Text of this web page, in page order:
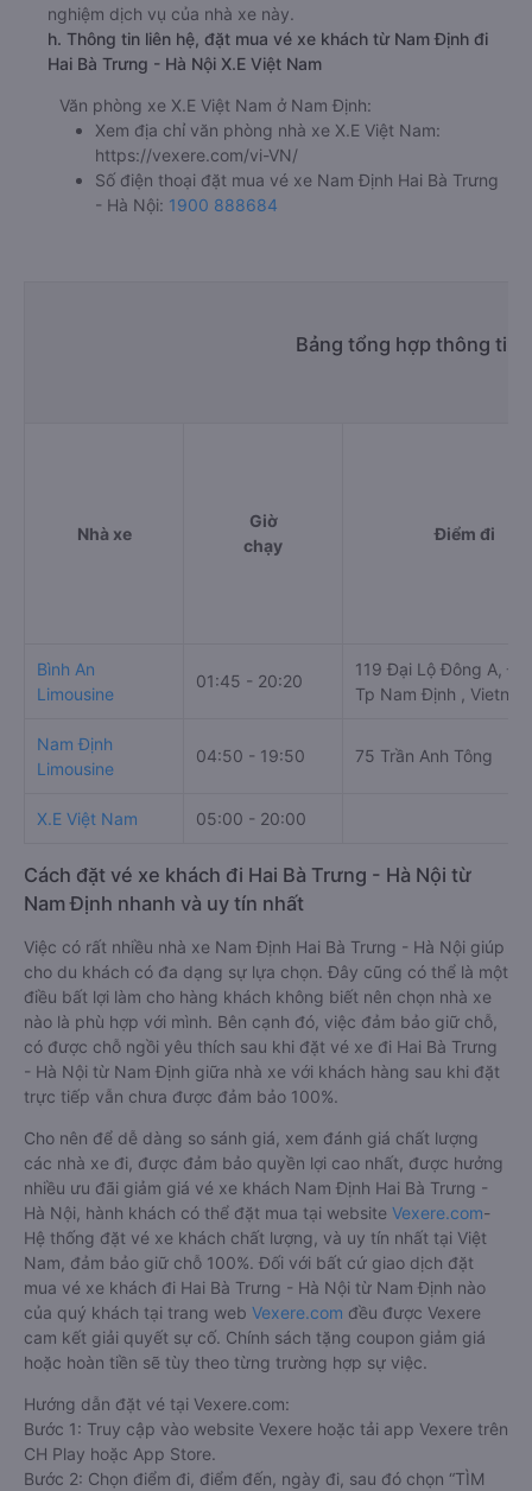
nghiệm dịch vụ của nhà xe này.
h. Thông tin liên hệ, đặt mua vé xe khách từ Nam Định đi
Hai Bà Trưng - Hà Nội X.E Việt Nam
Văn phòng xe X.E Việt Nam ở Nam Định:
Xem địa chỉ văn phòng nhà xe X.E Việt Nam:
https://vexere.com/vi-VN/
Số điện thoại đặt mua vé xe Nam Định Hai Bà Trưng
- Hà Nội: 1900 888684
Bảng tổng hợp thông tin
Nhà xe
Giờ
chạy
Điểm đi
Bình An
Limousine
01:45 - 20:20
119 Đại Lộ Đông A,
Tp Nam Định , Vietnam
Nam Định
Limousine
04:50 - 19:50 75 Trần Anh Tông
X.E Việt Nam 05:00 - 20:00
Cách đặt vé xe khách đi Hai Bà Trưng - Hà Nội từ
Nam Định nhanh và uy tín nhất
Việc có rất nhiều nhà xe Nam Định Hai Bà Trưng - Hà Nội giúp
cho du khách có đa dạng sự lựa chọn. Đây cũng có thể là một
điều bất lợi làm cho hàng khách không biết nên chọn nhà xe
nào là phù hợp với mình. Bên cạnh đó, việc đảm bảo giữ chỗ,
có được chỗ ngồi yêu thích sau khi đặt vé xe đi Hai Bà Trưng
- Hà Nội từ Nam Định giữa nhà xe với khách hàng sau khi đặt
trực tiếp vẫn chưa được đảm bảo 100%.
Cho nên để dễ dàng so sánh giá, xem đánh giá chất lượng
các nhà xe đi, được đảm bảo quyền lợi cao nhất, được hưởng
nhiều ưu đãi giảm giá vé xe khách Nam Định Hai Bà Trưng -
Hà Nội, hành khách có thể đặt mua tại website Vexere.com-
Hệ thống đặt vé xe khách chất lượng, và uy tín nhất tại Việt
Nam, đảm bảo giữ chỗ 100%. Đối với bất cứ giao dịch đặt
mua vé xe khách đi Hai Bà Trưng - Hà Nội từ Nam Định nào
của quý khách tại trang web Vexere.com đều được Vexere
cam kết giải quyết sự cố. Chính sách tặng coupon giảm giá
hoặc hoàn tiền sẽ tùy theo từng trường hợp sự việc.
Hướng dẫn đặt vé tại Vexere.com:
Bước 1: Truy cập vào website Vexere hoặc tải app Vexere trên
CH Play hoặc App Store.
Bước 2: Chọn điểm đi, điểm đến, ngày đi, sau đó chọn “TÌM